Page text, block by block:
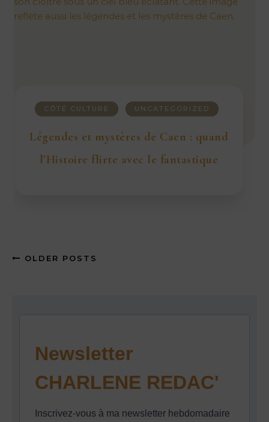
CÔTÉ CULTURE UNCATEGORIZED
Légendes et mystères de Caen : quand
l’Histoire flirte avec le fantastique
OLDER POSTS
Newsletter
CHARLENE REDAC'
Inscrivez-vous à ma newsletter hebdomadaire